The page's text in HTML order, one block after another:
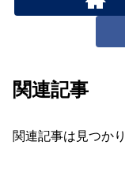
関連記事
関連記事は見つか